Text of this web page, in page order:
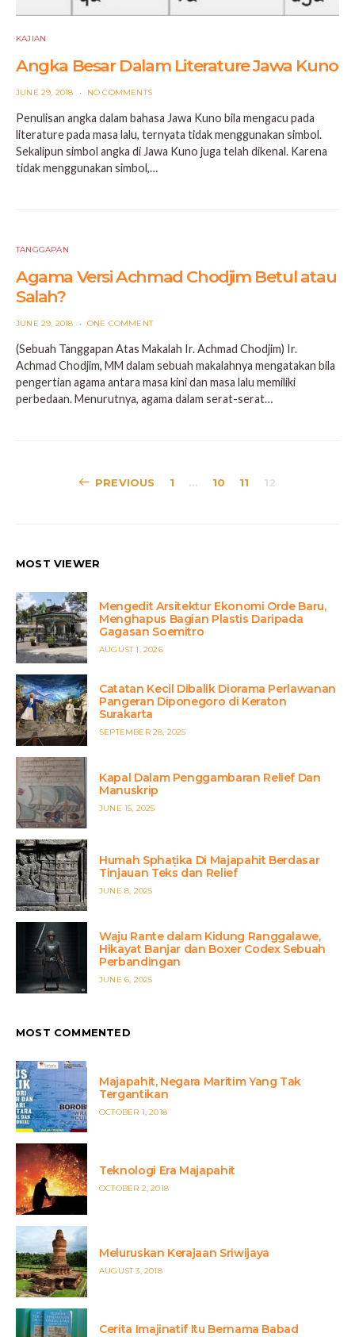
KAJIAN
Angka Besar Dalam Literature Jawa Kuno
POSTED
JUNE 29, 2018 NO COMMENTS
Penulisan angka dalam bahasa Jawa Kuno bila mengacu pada
literature pada masa lalu, ternyata tidak menggunakan simbol.
Sekalipun simbol angka di Jawa Kuno juga telah dikenal. Karena
tidak menggunakan simbol,…
TANGGAPAN
Agama Versi Achmad Chodjim Betul atau
Salah?
POSTED
JUNE 29, 2018 ONE COMMENT
(Sebuah Tanggapan Atas Makalah Ir. Achmad Chodjim) Ir.
Achmad Chodjim, MM dalam sebuah makalahnya mengatakan bila
pengertian agama antara masa kini dan masa lalu memiliki
perbedaan. Menurutnya, agama dalam serat-serat…
Posts
PREVIOUS 1 … 10 11 12
MOST VIEWER
Mengedit Arsitektur Ekonomi Orde Baru,
Menghapus Bagian Plastis Daripada
Gagasan Soemitro
POSTED
AUGUST 1, 2026
Catatan Kecil Dibalik Diorama Perlawanan
Pangeran Diponegoro di Keraton
Surakarta
POSTED
SEPTEMBER 28, 2025
Kapal Dalam Penggambaran Relief Dan
Manuskrip
POSTED
JUNE 15, 2025
Humah Sphaṭika Di Majapahit Berdasar
Tinjauan Teks dan Relief
POSTED
JUNE 8, 2025
Waju Rante dalam Kidung Ranggalawe,
Hikayat Banjar dan Boxer Codex Sebuah
Perbandingan
POSTED
JUNE 6, 2025
MOST COMMENTED
Majapahit, Negara Maritim Yang Tak
Tergantikan
POSTED
OCTOBER 1, 2018
Teknologi Era Majapahit
POSTED
OCTOBER 2, 2018
Meluruskan Kerajaan Sriwijaya
POSTED
AUGUST 3, 2018
Cerita Imajinatif Itu Bernama Babad